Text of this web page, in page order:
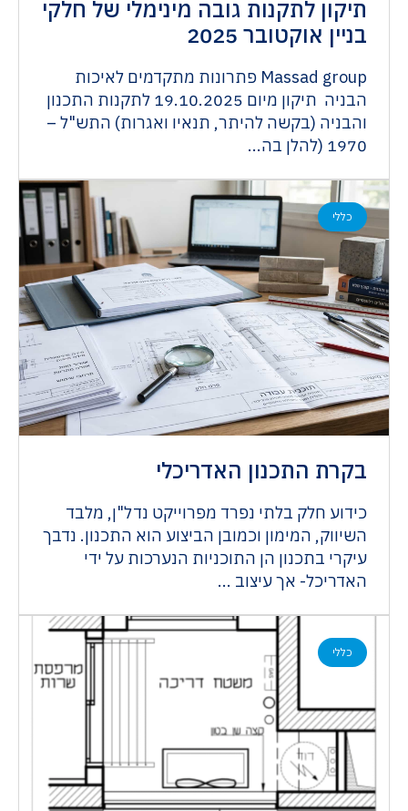
תיקון לתקנות גובה מינימלי של חלקי
בניין אוקטובר 2025
Massad group פתרונות מתקדמים לאיכות
הבניה תיקון מיום 19.10.2025 לתקנות התכנון
והבניה (בקשה להיתר, תנאיו ואגרות) התש"ל –
1970 (להלן בה...
כללי
בקרת התכנון האדריכלי
כידוע חלק בלתי נפרד מפרוייקט נדל"ן, מלבד
השיווק, המימון וכמובן הביצוע הוא התכנון. נדבך
עיקרי בתכנון הן התוכניות הנערכות על ידי
האדריכל- אך עיצוב ...
כללי